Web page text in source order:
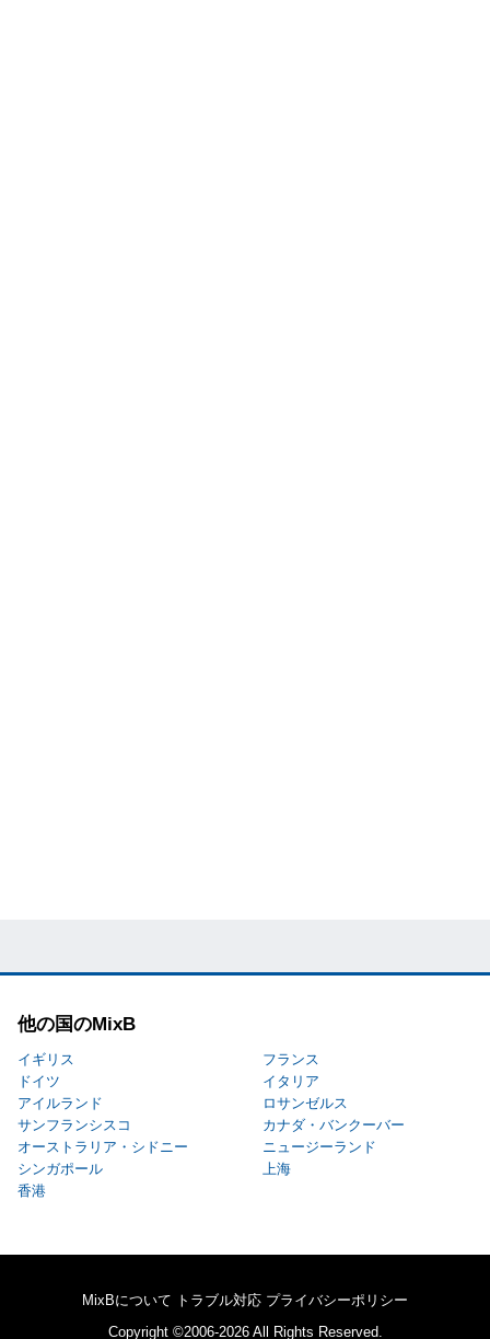
他の国のMixB
イギリス
フランス
ドイツ
イタリア
アイルランド
ロサンゼルス
サンフランシスコ
カナダ・バンクーバー
オーストラリア・シドニー
ニュージーランド
シンガポール
上海
香港
MixBについて トラブル対応 プライバシーポリシー
Copyright ©2006-2026 All Rights Reserved.